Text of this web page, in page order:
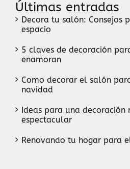
Últimas entradas
Decora tu salón: Consejos
espacio
5 claves de decoración
enamoran
Como decorar el salón
navidad
Ideas para una decoración
espectacular
Renovando tu hogar para